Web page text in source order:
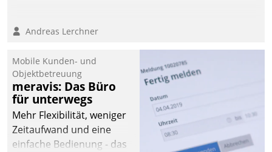
Andreas Lerchner
Mobile Kunden- und
Objektbetreuung
meravis: Das Büro
für unterwegs
Mehr Flexibilität, weniger
Zeitaufwand und eine
einfache Bedienung - das